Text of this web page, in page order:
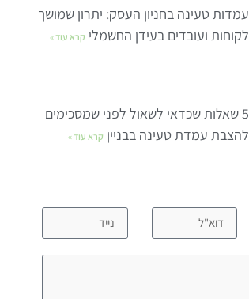
עמדות טעינה בחניון העסק: יתרון שמושך
לקוחות ועובדים בעידן החשמלי קרא עוד »
5 שאלות שכדאי לשאול לפני שמסכימים
להצבת עמדת טעינה בבניין קרא עוד »